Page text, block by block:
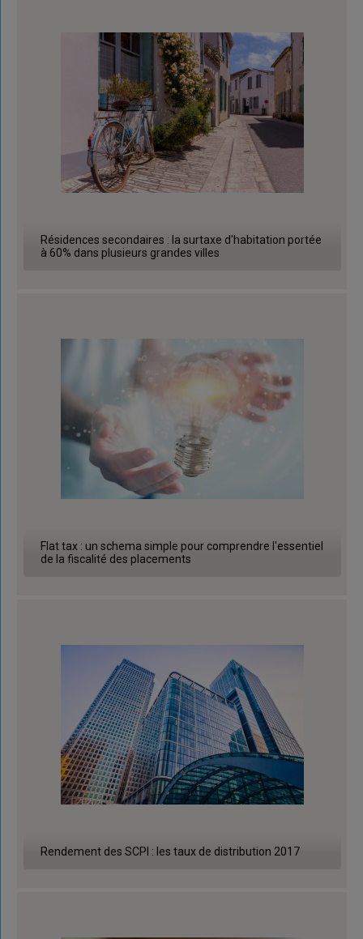
Résidences secondaires : la surtaxe d'habitation portée
à 60% dans plusieurs grandes villes
Flat tax : un schema simple pour comprendre l'essentiel
de la fiscalité des placements
Rendement des SCPI : les taux de distribution 2017